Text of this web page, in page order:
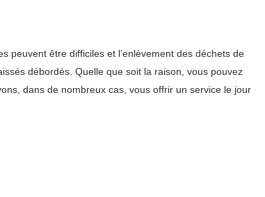
peuvent être difficiles et l’enlèvement des déchets de
débordés. Quelle que soit la raison, vous pouvez
dans de nombreux cas, vous offrir un service le jour